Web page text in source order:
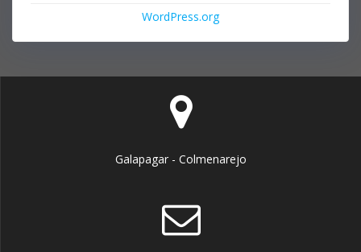
WordPress.org
Galapagar - Colmenarejo